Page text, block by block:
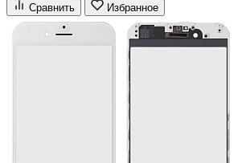
Сравнить Избранное